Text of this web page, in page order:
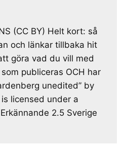
(CC BY) Helt kort: så
och länkar tillbaka hit
göra vad du vill med
publiceras OCH har
unedited” by
licensed under a
2.5 Sverige